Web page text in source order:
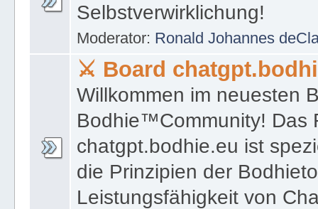
Selbstverwirklichung!
Moderator: Ronald Johannes
⚔ Board
Willkommen im neuesten
Bodhie™Community! Das
chatgpt.bodhie.eu ist
die Prinzipien der
Leistungsfähigkeit von